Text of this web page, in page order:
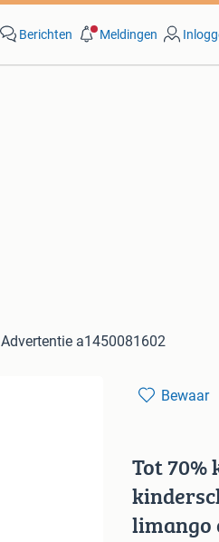
Berichten Meldingen
Advertentie a1450081602
Bewaar
Tot 70%